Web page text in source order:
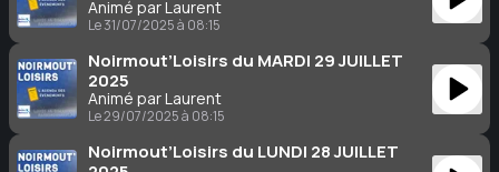
Animé par Laurent
Le 31/07/2025 à 08:15
Noirmout’Loisirs du MARDI 29 JUILLET
2025
Animé par Laurent
Le 29/07/2025 à 08:15
Noirmout’Loisirs du LUNDI 28 JUILLET